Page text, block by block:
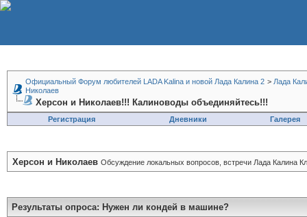
Официальный Форум любителей LADA Kalina и новой Лада Калина 2 > Лада
Николаев
Херсон и Николаев!!! Калиноводы объединяйтесь!!!
Регистрация Дневники Галерея
Херсон и Николаев Обсуждение локальных вопросов, встречи Лада Калина
Результаты опроса: Нужен ли кондей в машине?